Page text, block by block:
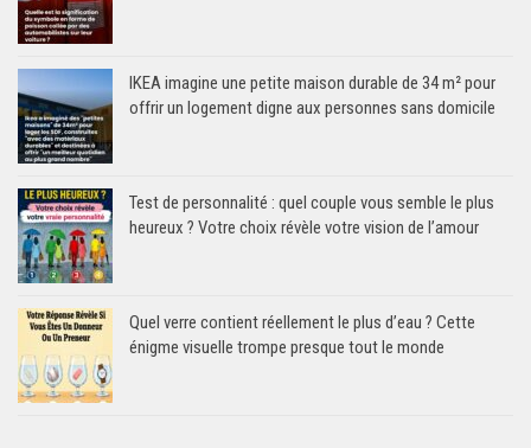
IKEA imagine une petite maison durable de 34 m² pour
offrir un logement digne aux personnes sans domicile
Test de personnalité : quel couple vous semble le plus
heureux ? Votre choix révèle votre vision de l’amour
Quel verre contient réellement le plus d’eau ? Cette
énigme visuelle trompe presque tout le monde